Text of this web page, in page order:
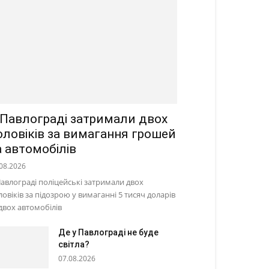
затримали двох
за вимагання грошей
автомобілів
поліцейські затримали двох
за підозрою у вимаганні 5 тисяч доларів
автомобілів
Де у Павлограді не буде
світла?
07.08.2026